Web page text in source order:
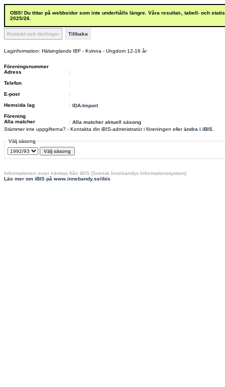
OBS! Du tittar på webbsidor som inte underhålls längre. Våra resultat-, tabell- och
2025/26.
Kontakt och tävlingar Tillbaka
Laginformation: Hälsinglands IBF - Kvinna - Ungdom 12-16 år
Föreningsnummer
Adress
Telefon
E-post
Hemsida lag
IDA-Import
Förening
Alla matcher
Alla matcher aktuell säsong
Stämmer inte uppgifterna? - Kontakta din iBIS-administratör i föreningen ellerändra i iBIS
Välj säsong
Informationen ovan hämtas från iBIS (Svensk Innebandys Informationssystem)
Läs mer om iBIS på www.innebandy.se/ibis